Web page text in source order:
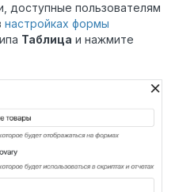
доступные пользователям
настройках формы
Таблица и нажмите